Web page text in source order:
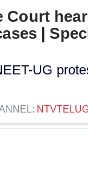
Court
|
UG